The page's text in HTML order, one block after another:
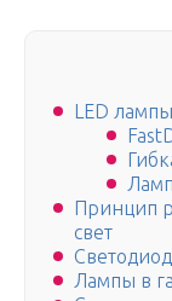
LED
Принцип
свет
Лампы в